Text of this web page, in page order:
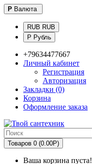
Р Валюта
RUB RUB
Р Рубль
+79634477667
Личный кабинет
Регистрация
Авторизация
Закладки (0)
Корзина
Оформление заказа
Товаров 0 (0.00Р)
Ваша корзина пуста!